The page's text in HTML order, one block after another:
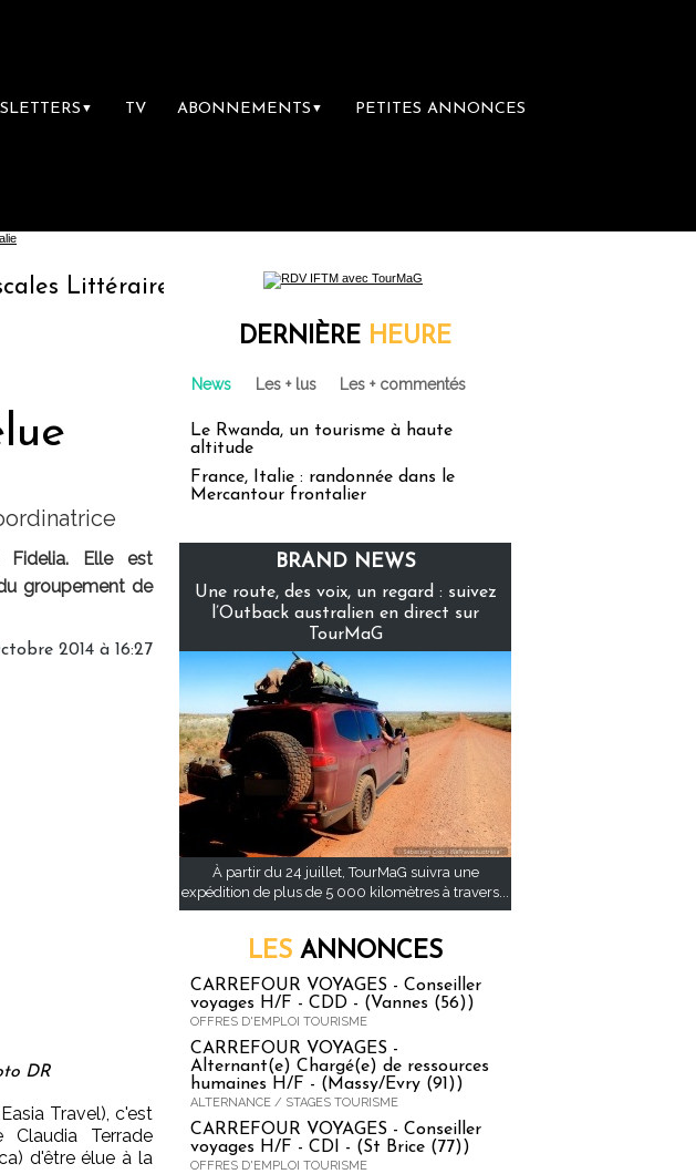
▼ TV ABONNEMENTS ▼ PETITES ANNONCES
la première librairie du voyage
Fidelia. Elle est
groupement de
2014 à 16:27
DR
Travel), c'est
Terrade
d'être élue à la
DERNIÈRE HEURE
News Les + lus Les + commentés
Le Rwanda, un tourisme à haute
altitude
France, Italie : randonnée dans le
Mercantour frontalier
BRAND NEWS
Une route, des voix, un regard : suivez
l’Outback australien en direct sur
TourMaG
À partir du 24 juillet, TourMaG suivra une
expédition de plus de 5 000 kilomètres à travers...
LES ANNONCES
CARREFOUR VOYAGES - Conseiller
voyages H/F - CDD - (Vannes (56))
OFFRES D'EMPLOI TOURISME
CARREFOUR VOYAGES -
Alternant(e) Chargé(e) de ressources
humaines H/F - (Massy/Evry (91))
ALTERNANCE / STAGES TOURISME
CARREFOUR VOYAGES - Conseiller
voyages H/F - CDI - (St Brice (77))
OFFRES D'EMPLOI TOURISME